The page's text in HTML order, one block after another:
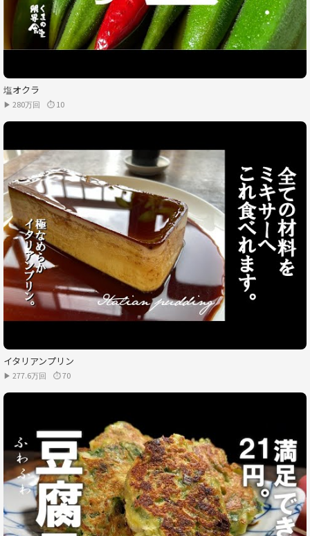
塩オクラ
▶ 280万回 ⏱ 10
イタリアンプリン
▶ 277.6万回 ⏱ 70